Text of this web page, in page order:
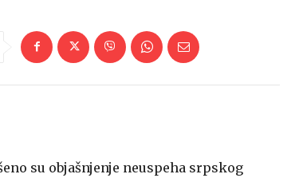
su objašnjenje neuspeha srpskog